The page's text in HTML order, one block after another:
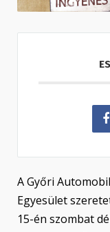
A Győri
Egyesület
15-én szombat